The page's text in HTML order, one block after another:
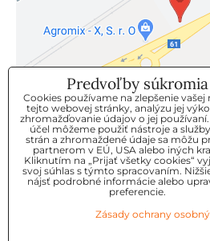
KLIENTSKÝ SERVIS
GDPR
KONTAKT
OBJEDNÁVKY
Predvoľby súkromia
Cookies používame na zlepšenie vašej
tejto webovej stránky, analýzu jej
zhromažďovanie údajov o jej
účel môžeme použiť nástroje a
strán a zhromaždené údaje sa môžu
partnerom v EÚ, USA alebo iných
Kliknutím na „Prijať všetky cookies“
svoj súhlas s týmto spracovaním.
nájsť podrobné informácie alebo
preferencie.
Zásady ochrany